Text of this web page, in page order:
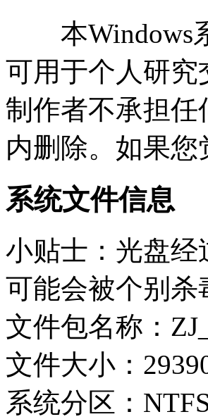
本Windows系
可用于个人研
制作者不承担任
内删除。如果
系统文件信息
小贴士：光盘经
可能会被个别
文件包名称：
文件大小：
系统分区：